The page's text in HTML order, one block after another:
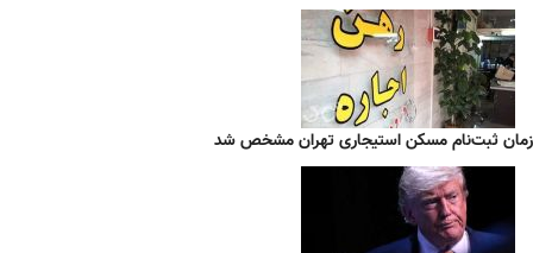
زمان ثبت‌نام مسکن استیجاری تهران مشخص شد